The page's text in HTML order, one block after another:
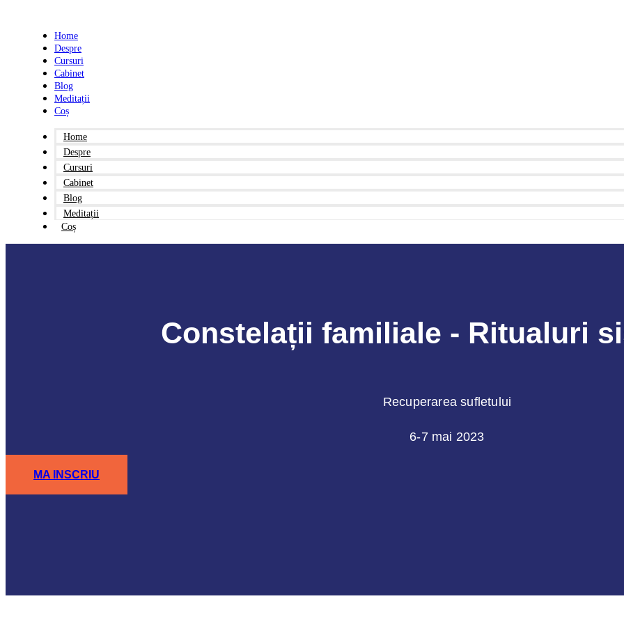
Home
Despre
Cursuri
Cabinet
Blog
Meditații
Coș
Home
Despre
Cursuri
Cabinet
Blog
Meditații
Coș
Constelații familiale - Ritualuri
Recuperarea sufletului
6-7 mai 2023
MA INSCRIU